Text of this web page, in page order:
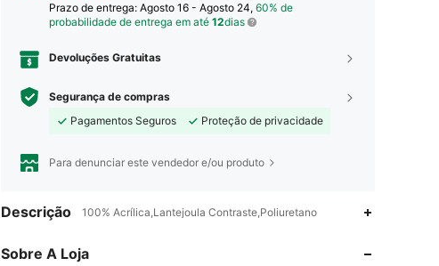
Prazo de entrega: Agosto 16 - Agosto 24, 60% de
probabilidade de entrega em até 12dias
Devoluções Gratuitas
Segurança de compras
Pagamentos Seguros
Proteção de privacidade
Para denunciar este vendedor e/ou produto
Descrição 100% Acrílica,Lantejoula Contraste,Poliuretano
Sobre A Loja
4,93
4,93